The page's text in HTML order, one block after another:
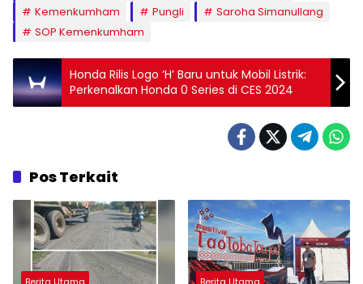
Kemenkumham
Pungli
Saroha Simanullang
SOP Kemenkumham
Honda Rilis Logo ‘H’ Baru untuk Mobil Listrik:
Perkenalkan Honda 0 Series di CES 2024
Pos Terkait